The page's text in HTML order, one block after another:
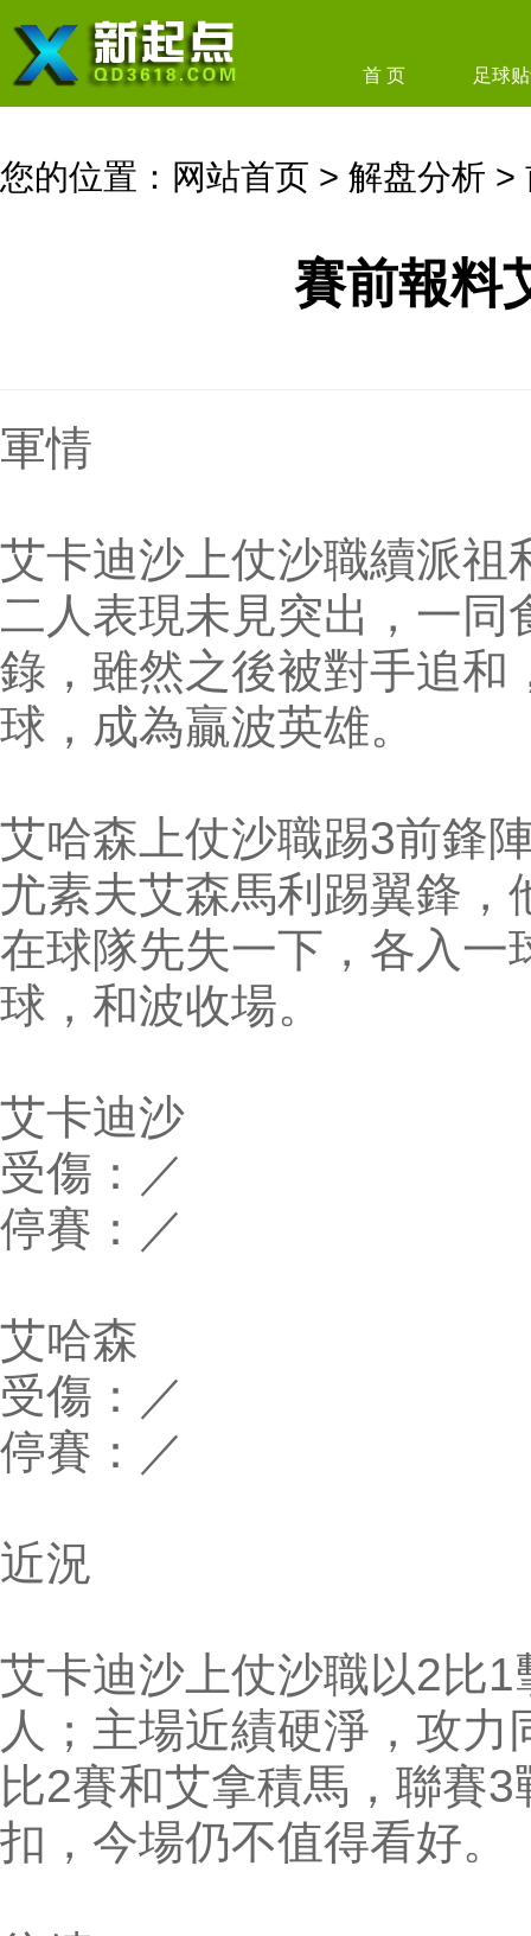
首 页 足球
您的位置： 网站首页 > 解盘分析 >
賽前報料
軍情
艾卡迪沙上仗沙職續派祖
二人表現未見突出，一同
錄，雖然之後被對手追和
球，成為贏波英雄。
艾哈森上仗沙職踢3前鋒
尤素夫艾森馬利踢翼鋒
在球隊先失一下，各入一
球，和波收場。
艾卡迪沙
受傷：／
停賽：／
艾哈森
受傷：／
停賽：／
近況
艾卡迪沙上仗沙職以2比
人；主場近績硬淨，攻
比2賽和艾拿積馬，聯賽
扣，今場仍不值得看好。